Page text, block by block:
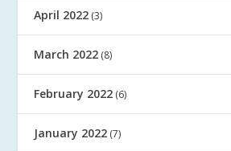
April 2022 (3)
March 2022 (8)
February 2022 (6)
January 2022 (7)